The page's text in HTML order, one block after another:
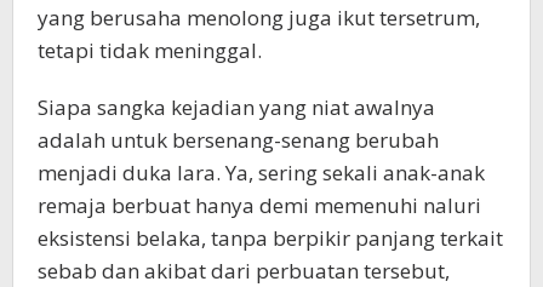
yang berusaha menolong juga ikut tersetrum,
tetapi tidak meninggal.
Siapa sangka kejadian yang niat awalnya
adalah untuk bersenang-senang berubah
menjadi duka lara. Ya, sering sekali anak-anak
remaja berbuat hanya demi memenuhi naluri
eksistensi belaka, tanpa berpikir panjang terkait
sebab dan akibat dari perbuatan tersebut,